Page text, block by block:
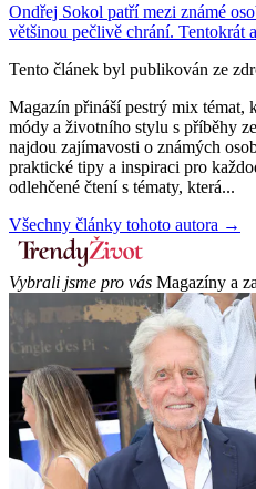
Ondřej Sokol patří mezi známé
většinou pečlivě chrání. Tentokrát
Tento článek byl publikován ze
Magazín přináší pestrý mix témat,
módy a životního stylu s příběhy
najdou zajímavosti o známých
praktické tipy a inspiraci pro
odlehčené čtení s tématy, která...
Všechny články tohoto autora →
Vybrali jsme pro vás Magazíny a